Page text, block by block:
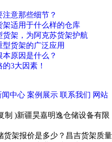
意那些细节？
架适用于什么样的仓库
货架，为阿克苏货架护航
货架的广泛应用
原因是什么？
3大因素！
闻中心 案例展示 联系我们 网站
制 )新疆昊嘉明逸仓储设备有限
货架报价是多少？昌吉货架质量